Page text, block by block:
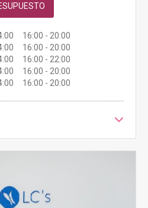
16:00 - 20:00
16:00 - 20:00
16:00 - 22:00
16:00 - 20:00
16:00 - 20:00